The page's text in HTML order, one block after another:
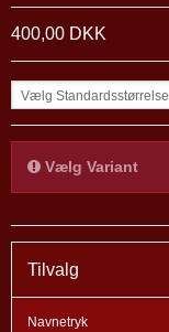
400,00 DKK
Vælg Standardsstørrelse
Vælg Variant
Tilvalg
Navnetryk